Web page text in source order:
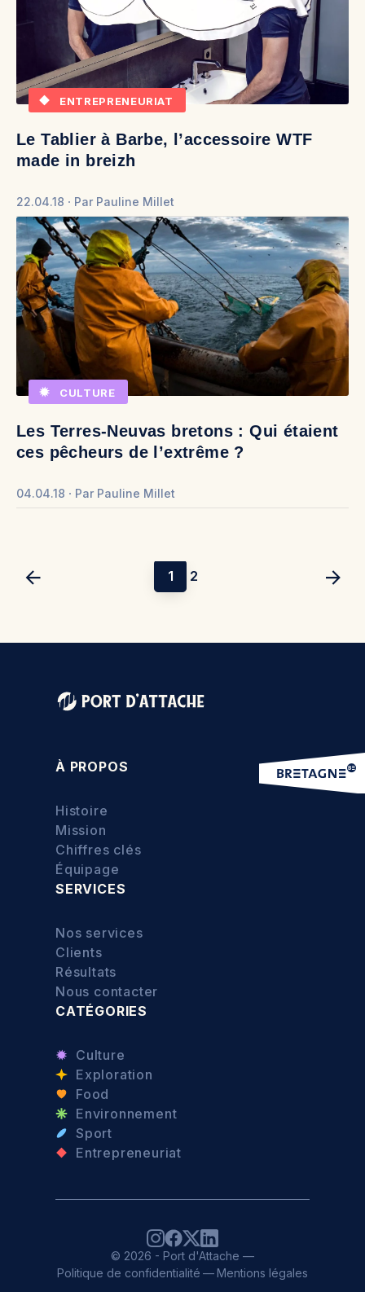
ENTREPRENEURIAT
Le Tablier à Barbe, l’accessoire WTF
made in breizh
22.04.18 Par Pauline Millet
CULTURE
Les Terres-Neuvas bretons : Qui étaient
ces pêcheurs de l’extrême ?
04.04.18 Par Pauline Millet
1 2
À PROPOS
Histoire
Mission
Chiffres clés
Équipage
SERVICES
Nos services
Clients
Résultats
Nous contacter
CATÉGORIES
Culture
Exploration
Food
Environnement
Sport
Entrepreneuriat
© 2026 - Port d'Attache —
Politique de confidentialité — Mentions légales